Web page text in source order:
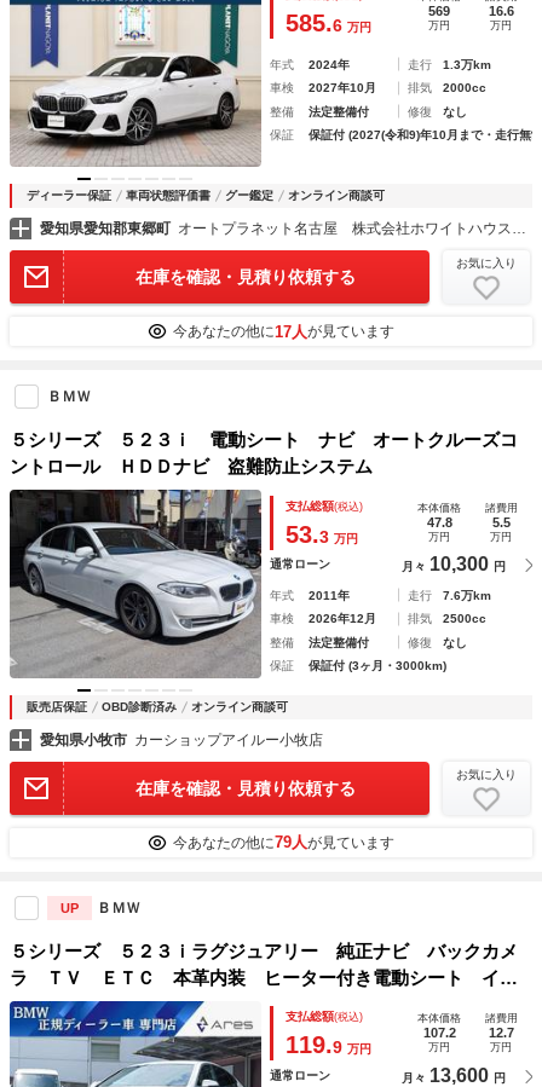
ートヒーター／パワーシート／ヘッドアップディスプレイ／ア
ルミ／
585.6 万円
569
万円
16.6
万円
年式 2024年 走行
1.3万km
車検
2027年10月 排気
2000cc
整備
法定整備付 修復
なし
保証
保証付 (2027(令和9)年10月まで・走行無
ディーラー保証 車両状態評価書 グー鑑定 オンライン商談可
愛知県愛知郡東郷町 オートプラネット名古屋 株式会社ホワイトハウス正規ディーラーグループ
在庫を確認・見積り依頼する
お気に入り
今あなたの他に17人が見ています
ＢＭＷ
５シリーズ ５２３ｉ 電動シート ナビ オートクルーズコ
ントロール ＨＤＤナビ 盗難防止システム
支払総額(税込)
53.3 万円
本体価格
47.8
万円
諸費用
5.5
万円
通常ローン 月々 10,300 円
年式 2011年 走行
7.6万km
車検
2026年12月 排気
2500cc
整備
法定整備付 修復
なし
保証
保証付 (3ヶ月・3000km)
販売店保証 OBD診断済み オンライン商談可
愛知県小牧市 カーショップアイルー小牧店
在庫を確認・見積り依頼する
お気に入り
今あなたの他に79人が見ています
UP ＢＭＷ
５シリーズ ５２３ｉラグジュアリー 純正ナビ バックカメ
ラ ＴＶ ＥＴＣ 本革内装 ヒーター付き電動シート イン
テリジェントセーフティー クルーズコントロール ＬＥＤヘ
ッドライト スマートキー スマートキー 純正１８インチア
ルミホイール
支払総額(税込)
119.9 万円
本体価格
107.2
万円
諸費用
12.7
万円
通常ローン 月々 13,600 円